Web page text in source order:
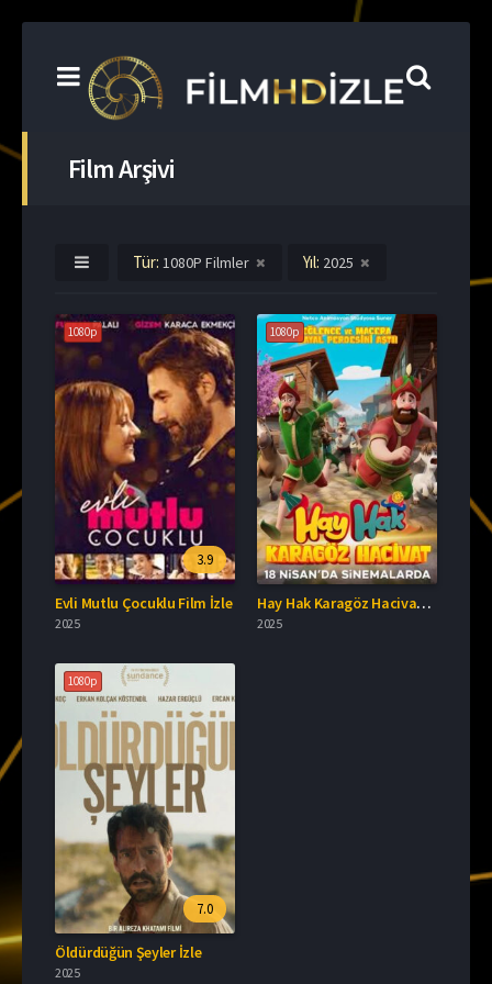
Film Arşivi
Tür: 1080P Filmler Yıl: 2025
1080p
3.9
Evli Mutlu Çocuklu Film İzle
2025
1080p
Hay Hak Karagöz Hacivat Filmi Full İzle
2025
1080p
7.0
Öldürdüğün Şeyler İzle
2025